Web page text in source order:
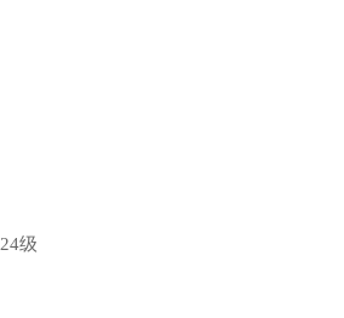
级